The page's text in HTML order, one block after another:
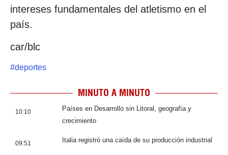
intereses fundamentales del atletismo en el
país.
car/blc
#deportes
MINUTO A MINUTO
10:10
Países en Desarrollo sin Litoral, geografía y
crecimiento
09:51 Italia registró una caída de su producción industrial